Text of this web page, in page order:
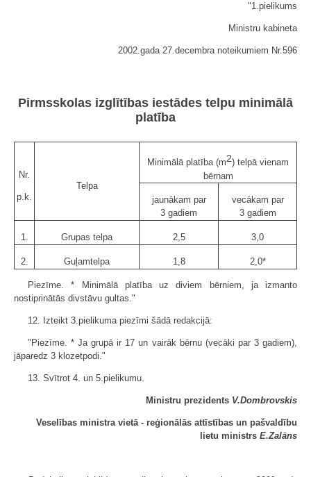
"1.pielikums
Ministru kabineta
2002.gada 27.decembra noteikumiem Nr.596
Pirmsskolas izglītības iestādes telpu minimālā
platība
Nr.
p.k.
Telpa
Minimālā platība (m2) telpā vienam
bērnam
jaunākam par
3 gadiem
vecākam par
3 gadiem
1. Grupas telpa 2,5 3,0
2. Guļamtelpa 1,8 2,0*
Piezīme. * Minimālā platība uz diviem bērniem, ja izmanto
nostiprinātās divstāvu gultas."
12. Izteikt 3.pielikuma piezīmi šādā redakcijā:
"Piezīme. * Ja grupā ir 17 un vairāk bērnu (vecāki par 3 gadiem),
jāparedz 3 klozetpodi."
13. Svītrot 4. un 5.pielikumu.
Ministru prezidents V.Dombrovskis
Veselības ministra vietā - reģionālās attīstības un pašvaldību
lietu ministrs E.Zalāns